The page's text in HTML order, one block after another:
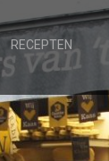
RECEPTEN